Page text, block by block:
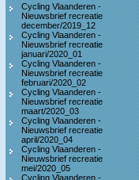
Cycling Vlaanderen -
Nieuwsbrief recreatie
december/2019_12
Cycling Vlaanderen -
Nieuwsbrief recreatie
januari/2020_01
Cycling Vlaanderen -
Nieuwsbrief recreatie
februari/2020_02
Cycling Vlaanderen -
Nieuwsbrief recreatie
maart/2020_03
Cycling Vlaanderen -
Nieuwsbrief recreatie
april/2020_04
Cycling Vlaanderen -
Nieuwsbrief recreatie
mei/2020_05
Cycling Vlaanderen -